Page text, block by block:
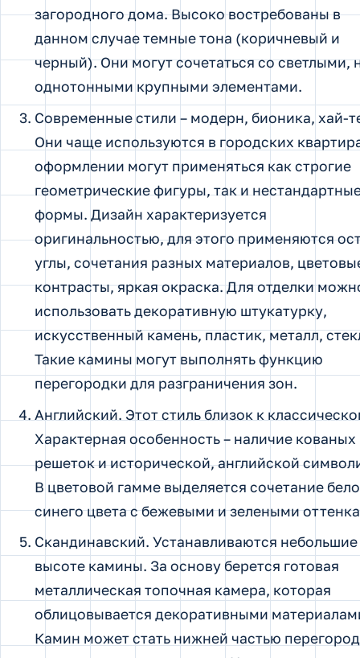
загородного дома. Высоко востребованы в
данном случае темные тона (коричневый и
черный). Они могут сочетаться со светлыми,
однотонными крупными элементами.
Современные стили – модерн, бионика, хай-
Они чаще используются в городских
оформлении могут применяться как строгие
геометрические фигуры, так и
формы. Дизайн характеризуется
оригинальностью, для этого применяются
углы, сочетания разных материалов,
контрасты, яркая окраска. Для отделки
использовать декоративную штукатурку,
искусственный камень, пластик, металл,
Такие камины могут выполнять функцию
перегородки для разграничения зон.
Английский. Этот стиль близок к
Характерная особенность – наличие кованых
решеток и исторической, английской
В цветовой гамме выделяется сочетание
синего цвета с бежевыми и зелеными
Скандинавский. Устанавливаются
высоте камины. За основу берется готовая
металлическая топочная камера, которая
облицовывается декоративными
Камин может стать нижней частью